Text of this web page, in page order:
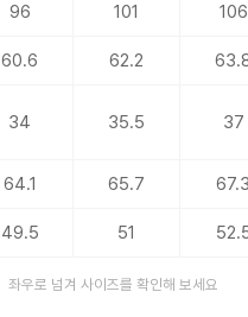
96 101 106
60.6 62.2
34 35.5 37
64.1 65.7
49.5 51
좌우로 넘겨 사이즈를 확인해 보세요